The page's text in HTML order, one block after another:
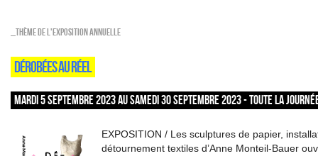
_Thème de l'exposition annuelle
DÉROBÉES AU RÉEL
MARDI 5 SEPTEMBRE 2023 AU SAMEDI 30 SEPTEMBRE 2023 - TOUTE LA
EXPOSITION / Les sculptures de papier,
détournement textiles d’Anne Monteil-Bauer